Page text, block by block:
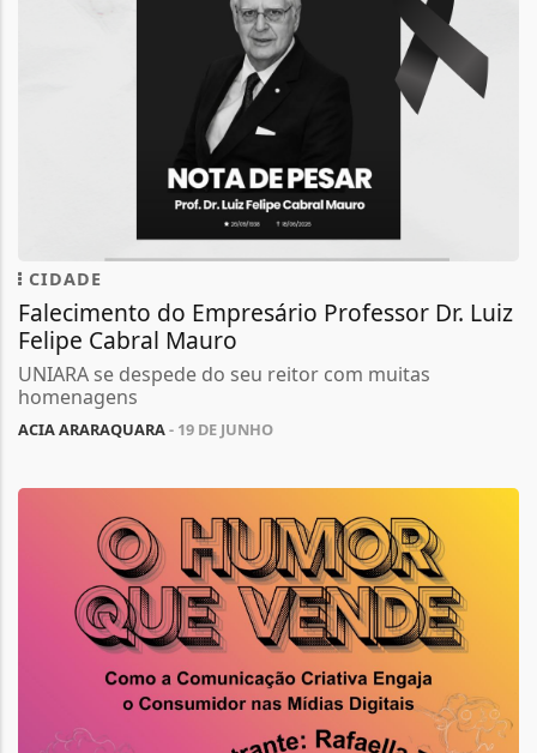
CIDADE
Falecimento do Empresário Professor Dr. Luiz
Felipe Cabral Mauro
UNIARA se despede do seu reitor com muitas
homenagens
ACIA ARARAQUARA- 19 DE JUNHO